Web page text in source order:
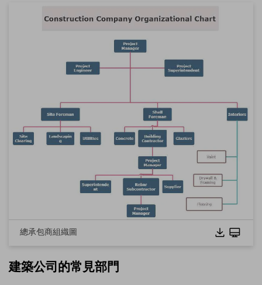
點擊下載並使用此範本。
若你尚未安裝 EdrawMax，可從下方
免費下載EdrawMax。
你也可以從下方
免費試用EdrawMax 線上版
總承包商組織圖
建築公司的常見部門